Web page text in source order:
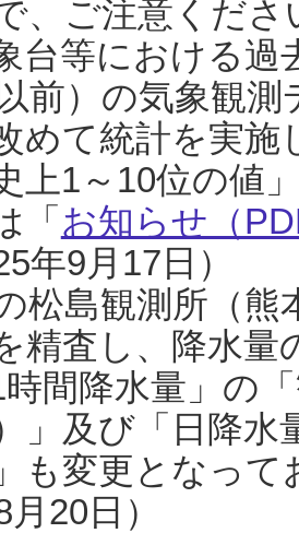
、ご注意くだ
台等における過
以前）の気象観
めて統計を実
上1～10位の値
「 お知らせ（
年9月17日）
松島観測所（熊
精査し、降水
時間降水量」の
」及び「日降
も変更となっ
月20日）